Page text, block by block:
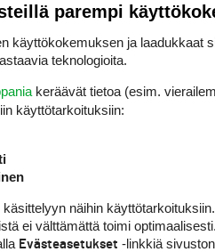
parempi
käyttökokemuksen ja laadukkaat
teknologioita.
keräävät tietoa (esim.
käyttötarkoituksiin:
näihin
ei välttämättä toimi
Evästeasetukset -linkkiä sivuston